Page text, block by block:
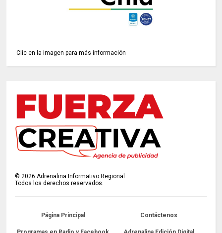
Clic en la imagen para más información
©2026 Adrenalina Informativo Regional
Todos los derechos reservados.
Página Principal Contáctenos